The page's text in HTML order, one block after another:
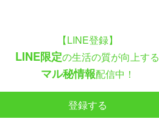
【LINE登録】
LINE限定の生活の質が向上する
マル秘情報配信中！
登録する